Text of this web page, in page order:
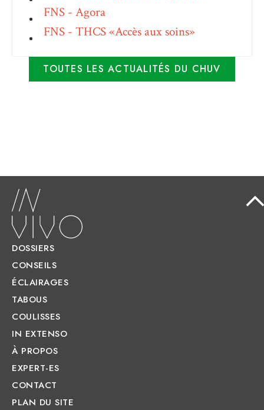
FNS - Agora
FNS - THCS «Accès aux soins»
TOUTES LES ACTUALITÉS DU CHUV
DOSSIERS
CONSEILS
ÉCLAIRAGES
TABOUS
COULISSES
IN EXTENSO
À PROPOS
EXPERT-ES
CONTACT
PLAN DU SITE